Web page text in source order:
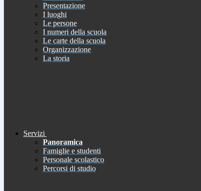
Presentazione
I luoghi
Le persone
I numeri della scuola
Le carte della scuola
Organizzazione
La storia
Servizi
Panoramica
Famiglie e studenti
Personale scolastico
Percorsi di studio